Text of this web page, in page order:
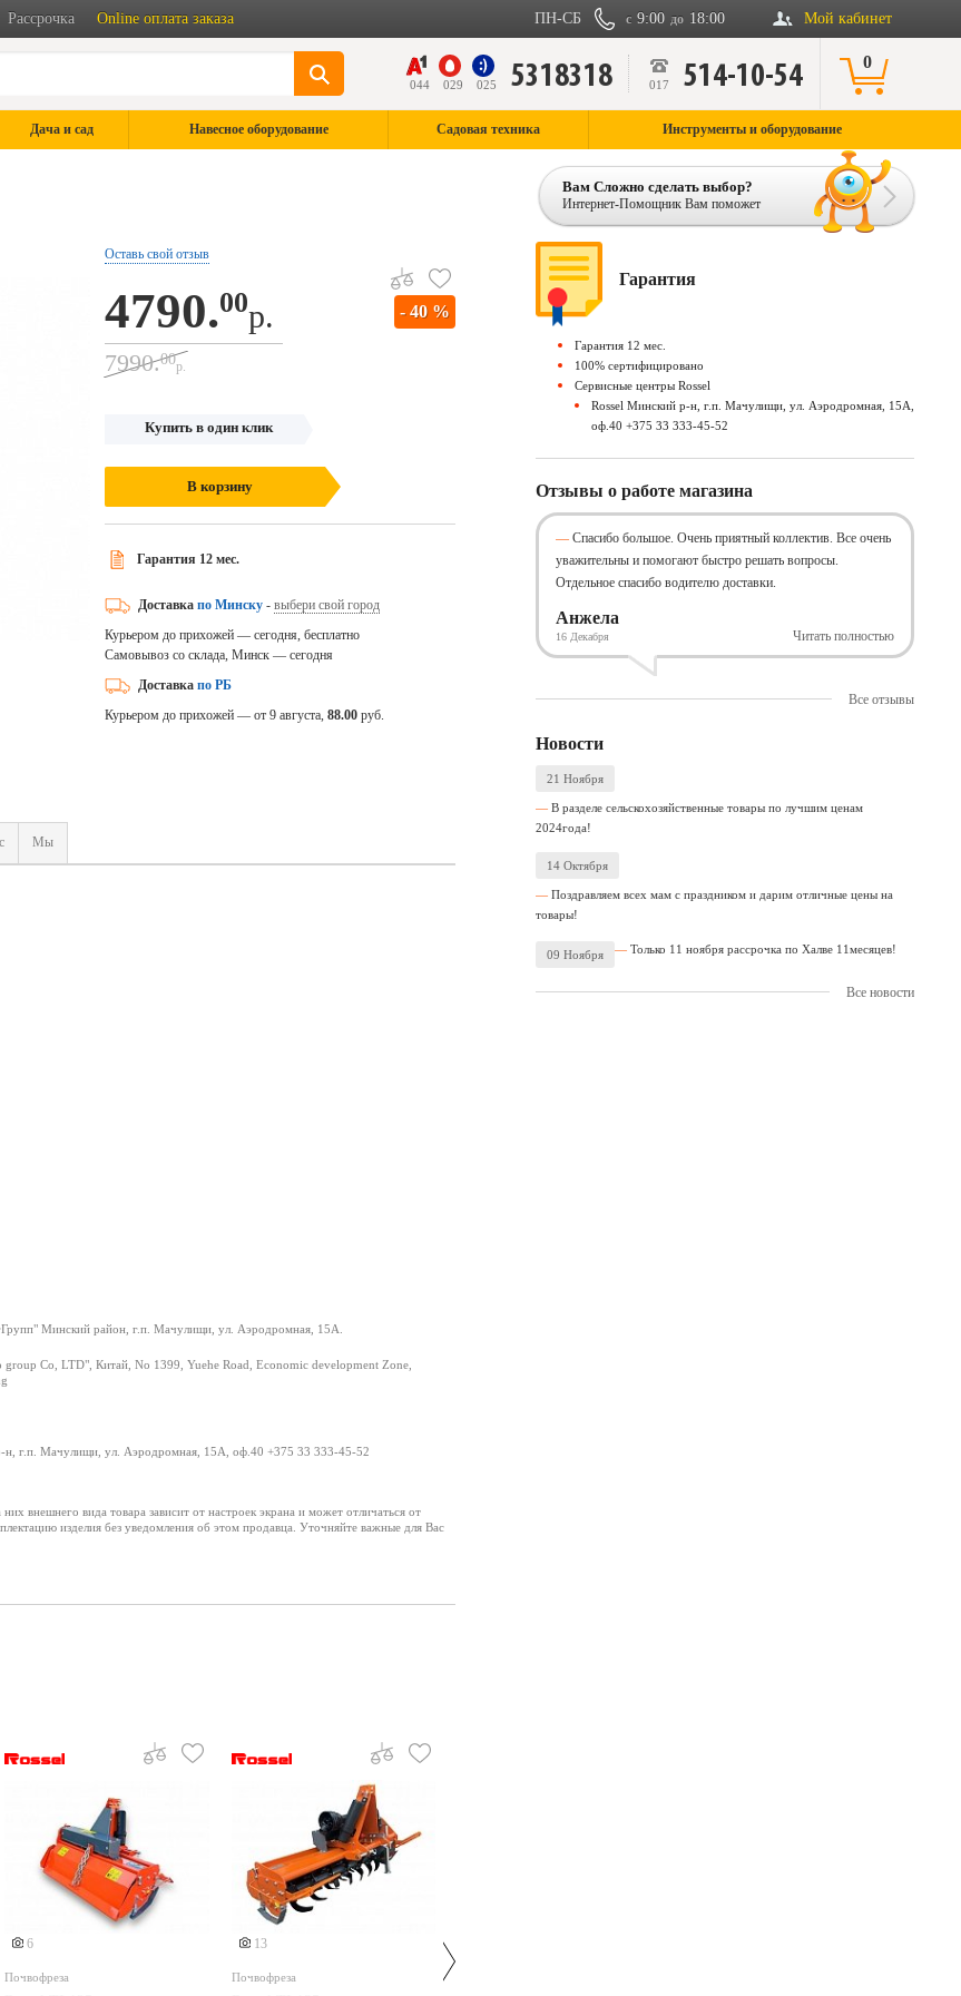
Рассрочка Online оплата заказа Мой кабинет
с 9:00 до 18:00
ПН-СБ
044 029 025 5318318 017 514-10-54 0
Дача и сад Навесное оборудование Садовая техника Инструменты и оборудование
Вам Сложно сделать выбор?
Интернет-Помощник Вам поможет
Оставь свой отзыв
- 40 %
4790.00р.
7990.00р.
Купить в один клик
В корзину
Гарантия 12 мес.
Доставка по Минску- выбери свой город
Курьером до прихожей — сегодня, бесплатно
Самовывоз со склада, Минск — сегодня
Доставка по РБ
Курьером до прихожей — от 9 августа, 88.00 руб.
Мы
Минский район, г.п. Мачулищи, ул. Аэродромная, 15А.
group Co, LTD", Китай, No 1399, Yuehe Road, Economic development Zone,
н, г.п. Мачулищи, ул. Аэродромная, 15А, оф.40 +375 33 333-45-52
внешнего вида товара зависит от настроек экрана и может отличаться от
изделия без уведомления об этом продавца. Уточняйте важные для Вас
6
Почвофреза
13
Еще 4 фото
Почвофреза
Гарантия
Гарантия 12 мес.
100% сертифицировано
Сервисные центры Rossel
Rossel Минский р-н, г.п. Мачулищи, ул. Аэродромная, 15А,
оф.40 +375 33 333-45-52
Отзывы о работе магазина
Спасибо большое. Очень приятный коллектив. Все очень
уважительны и помогают быстро решать вопросы.
Отдельное спасибо водителю доставки.
Анжела
16 Декабря Читать полностью
Все отзывы
Новости
21 Ноября
В разделе сельскохозяйственные товары по лучшим ценам
2024года!
14 Октября
Поздравляем всех мам с праздником и дарим отличные цены на
товары!
09 Ноября Только 11 ноября рассрочка по Халве 11месяцев!
Все новости